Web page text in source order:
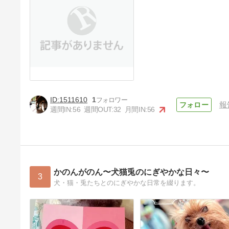
1511610
1
週間IN:56 週間OUT:32 月間IN:56
報
3 かのんがのん〜犬猫兎のにぎやかな日々〜
犬・猫・兎たちとのにぎやかな日常を綴ります。